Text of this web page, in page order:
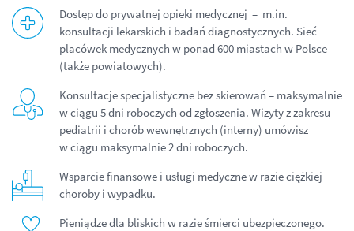
Dostęp do prywatnej opieki medycznej – m.in.
konsultacji lekarskich i badań diagnostycznych. Sieć
placówek medycznych w ponad 600 miastach w Polsce
(także powiatowych).
Konsultacje specjalistyczne bez skierowań – maksymalnie
w ciągu 5 dni roboczych od zgłoszenia. Wizyty z zakresu
pediatrii i chorób wewnętrznych (interny) umówisz
w ciągu maksymalnie 2 dni roboczych.
Wsparcie finansowe i usługi medyczne w razie ciężkiej
choroby i wypadku.
Pieniądze dla bliskich w razie śmierci ubezpieczonego.